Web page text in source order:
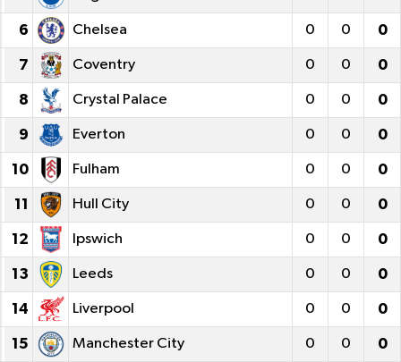
6 Chelsea 0 0 0
7 Coventry 0 0 0
8 Crystal Palace 0 0 0
9 Everton 0 0 0
10 Fulham 0 0 0
11 Hull City 0 0 0
12 Ipswich 0 0 0
13 Leeds 0 0 0
14 Liverpool 0 0 0
15 Manchester City 0 0 0